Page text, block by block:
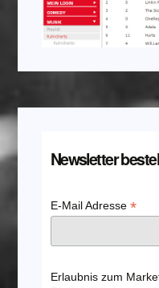
Newsletter
E-Mail Adresse *
Erlaubnis zum